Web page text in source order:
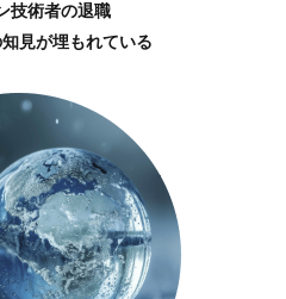
技術者の退職
知見が埋もれている